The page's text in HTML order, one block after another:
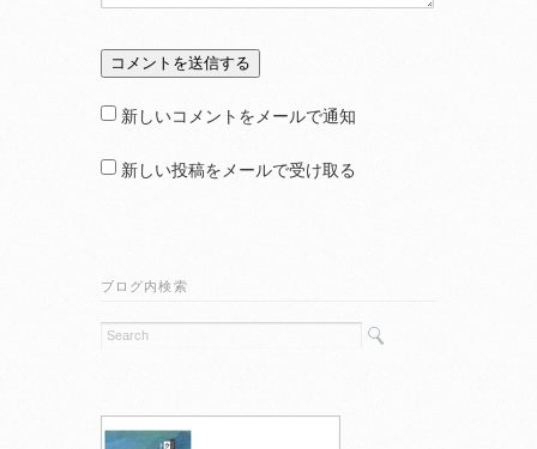
新しいコメントをメールで通知
新しい投稿をメールで受け取る
ブログ内検索